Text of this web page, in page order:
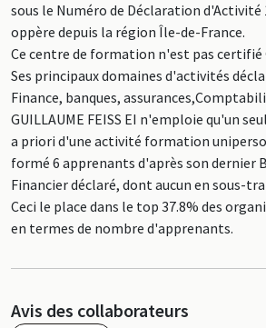
sous le Numéro de Déclaration d'Activité
oppère depuis la région Île-de-France.
Ce centre de formation n'est pas certifié
Ses principaux domaines d'activités
Finance, banques,
GUILLAUME FEISS EI n'emploie qu'un
a priori d'une activité formation
formé 6 apprenants d'après son dernier
Financier déclaré, dont aucun en sous-
Ceci le place dans le top 37.8% des
en termes de nombre d'apprenants.
Avis des collaborateurs